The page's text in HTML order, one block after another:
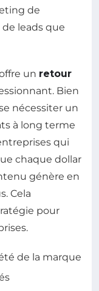
de
leads que
un retour
Bien
nécessiter un
à long terme
qui
chaque dollar
génère en
Cela
pour
de la marque